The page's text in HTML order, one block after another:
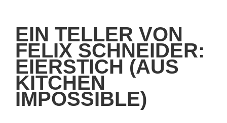
EIN TELLER VON
FELIX SCHNEIDER:
EIERSTICH (AUS
KITCHEN
IMPOSSIBLE)